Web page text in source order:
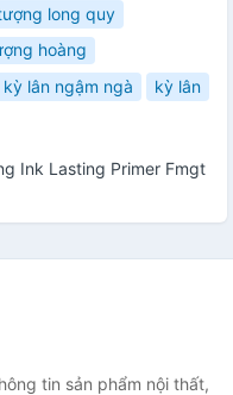
long quy
hoàng
kỳ lân ngậm ngà
kỳ lân
Ink Lasting Primer Fmgt
tin sản phẩm nội thất,